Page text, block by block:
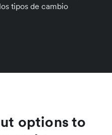
tipos de cambio
options to